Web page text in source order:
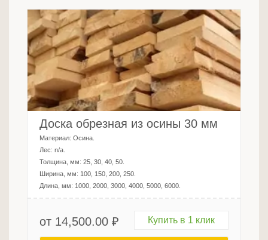
Доска обрезная из осины 30 мм
Материал: Осина.
Лес: n/a.
Толщина, мм: 25, 30, 40, 50.
Ширина, мм: 100, 150, 200, 250.
Длина, мм: 1000, 2000, 3000, 4000, 5000, 6000.
от 14,500.00 ₽ Купить в 1 клик